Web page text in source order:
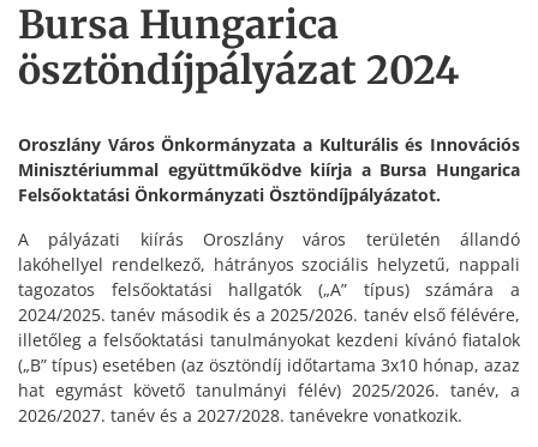
Bursa Hungarica
ösztöndíjpályázat 2024
Oroszlány Város Önkormányzata a Kulturális és Innovációs
Minisztériummal együttműködve kiírja a Bursa Hungarica
Felsőoktatási Önkormányzati Ösztöndíjpályázatot.
A pályázati kiírás Oroszlány város területén állandó
lakóhellyel rendelkező, hátrányos szociális helyzetű, nappali
tagozatos felsőoktatási hallgatók („A” típus) számára a
2024/2025. tanév második és a 2025/2026. tanév első félévére,
illetőleg a felsőoktatási tanulmányokat kezdeni kívánó fiatalok
(„B” típus) esetében (az ösztöndíj időtartama 3x10 hónap, azaz
hat egymást követő tanulmányi félév) 2025/2026. tanév, a
2026/2027. tanév és a 2027/2028. tanévekre vonatkozik.